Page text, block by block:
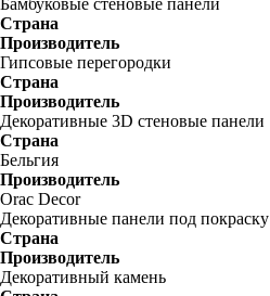
Бамбуковые стеновые панели
Страна
Производитель
Гипсовые перегородки
Страна
Производитель
Декоративные 3D стеновые панели
Страна
Бельгия
Производитель
Orac Decor
Декоративные панели под покраску
Страна
Производитель
Декоративный камень